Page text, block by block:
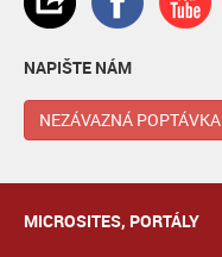
NAPIŠTE NÁM
NEZÁVAZNÁ POPTÁVKA
MICROSITES, PORTÁLY